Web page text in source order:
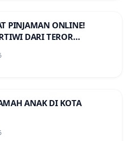
PINJAMAN ONLINE!
DARI TEROR
PINJOL!
ANAK DI KOTA